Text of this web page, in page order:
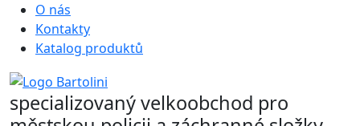
O nás
Kontakty
Katalog produktů
specializovaný velkoobchod pro